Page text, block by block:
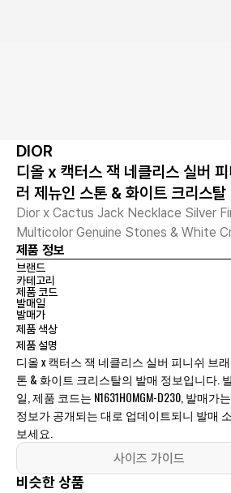
DIOR
디올 x 캑터스 잭 네클리스 실버
러 제뉴인 스톤 & 화이트 크리스탈
Dior x Cactus Jack Necklace Silver
Multicolor Genuine Stones & White
제품 정보
브랜드
카테고리
제품 코드
발매일
발매가
제품 색상
제품 설명
디올 x 캑터스 잭 네클리스 실버 피니쉬 브
톤 & 화이트 크리스탈의 발매 정보입니다.
일, 제품 코드는 N1631HOMGM-D230, 발매가
정보가 공개되는 대로 업데이트되니 발매
보세요.
사이즈 가이드
비슷한 상품